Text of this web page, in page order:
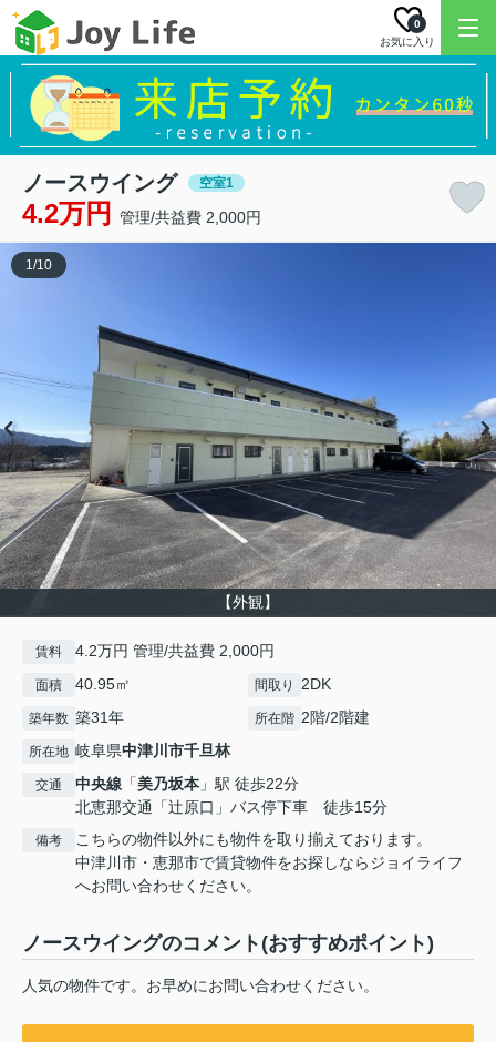
お気に入り
0
ノースウイング 空室1
4.2万円 管理/共益費 2,000円
【外観】
1 /10
賃料 4.2万円 管理/共益費 2,000円
面積 40.95㎡ 間取り 2DK
築年数 築31年 所在階 2階/2階建
所在地 岐阜県中津川市千旦林
交通 中央線 「美乃坂本 」駅 徒歩22分
北恵那交通「辻原口」バス停下車 徒歩15分
備考
こちらの物件以外にも物件を取り揃えております。
中津川市・恵那市で賃貸物件をお探しならジョイライフ
へお問い合わせください。
ノースウイングのコメント(おすすめポイント)
人気の物件です。お早めにお問い合わせください。